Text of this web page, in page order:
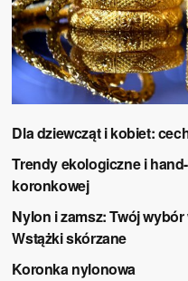
Dla dziewcząt i kobiet:
Trendy ekologiczne i
koronkowej
Nylon i zamsz: Twój
Wstążki skórzane
Koronka nylonowa